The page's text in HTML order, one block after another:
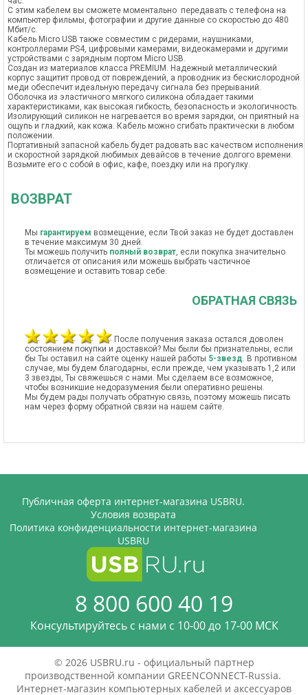
С этим кабелем вы сможете моментально передавать с телефона на
компьютер фильмы, фотографии и другие данные со скоростью до 480
Мбит/с.
Кабель Micro USB также совместим с ридерами, наушниками,
контроллерами PS4, цифровыми камерами, видеокамерами и другими
устройствами с зарядным портом Micro USB.
Создан из материалов класса PREMIUM. Надежный металлический
корпус защитит провод от повреждений, а проводник из бескислородной
меди обеспечит идеальную передачу сигнала без прерываний.
Оболочка из эластичного мягкого силикона обладает такими
характеристиками, как высокая гибкость, безопасность и экологичность.
Изолирующий силикон не нагревается во время зарядки, он приятный на
ощупь и гладкий, как кожа. Кабель можно сгибать практически в любом
положении.
Портативный запасной кабель будет радовать вас качеством исполнения
и скоростной зарядкой любимых девайсов в течение долгого времени.
Возьмите его с собой в офис, кафе, поездку или на прогулку.
ВОЗВРАТ
Мы гарантируем возмещение, если Твой заказ не будет доставлен
в течение максимум 30 дней.
Ты можешь получить полный возврат, если покупка значительно
отличается от описания или можешь выбрать частичное
возмещение и оставить товар себе.
ОБРАТНАЯ СВЯЗЬ
После получения заказа остался доволен
состоянием покупки и доставкой? Мы были бы признательны, если
бы Ты оставил на сайте оценку нашей работы 5-звезд. В противном
случае, мы будем благодарны, если прежде, чем указывать 1,2 или
3 звезды, Ты свяжешься с нами. Мы сделаем все возможное,
чтобы возникшие недоразумения были оперативно решены.
Мы будем рады получать обратную связь, поэтому можешь писать
нам через форму обратной связи на нашем сайте.
Публичная оферта интернет-магазина USBRU.
Условия возврата
Политика конфиденциальности интернет-магазина
USBRU
8 800 600 40 19
Консультируйтесь с нами c 10-00 до 17-00 МСК
© 2026 USBRU.ru - официальный партнер
производственной компании GREENCONNECT-Russia.
Интернет-магазин компьютерных кабелей и аксессуаров